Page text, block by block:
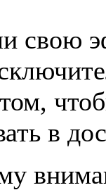
свою
в